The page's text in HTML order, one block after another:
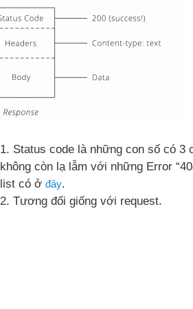
Status code là những con số có 3
không còn lạ lẫm với những Error
list có ở đây.
Tương đối giống với request.